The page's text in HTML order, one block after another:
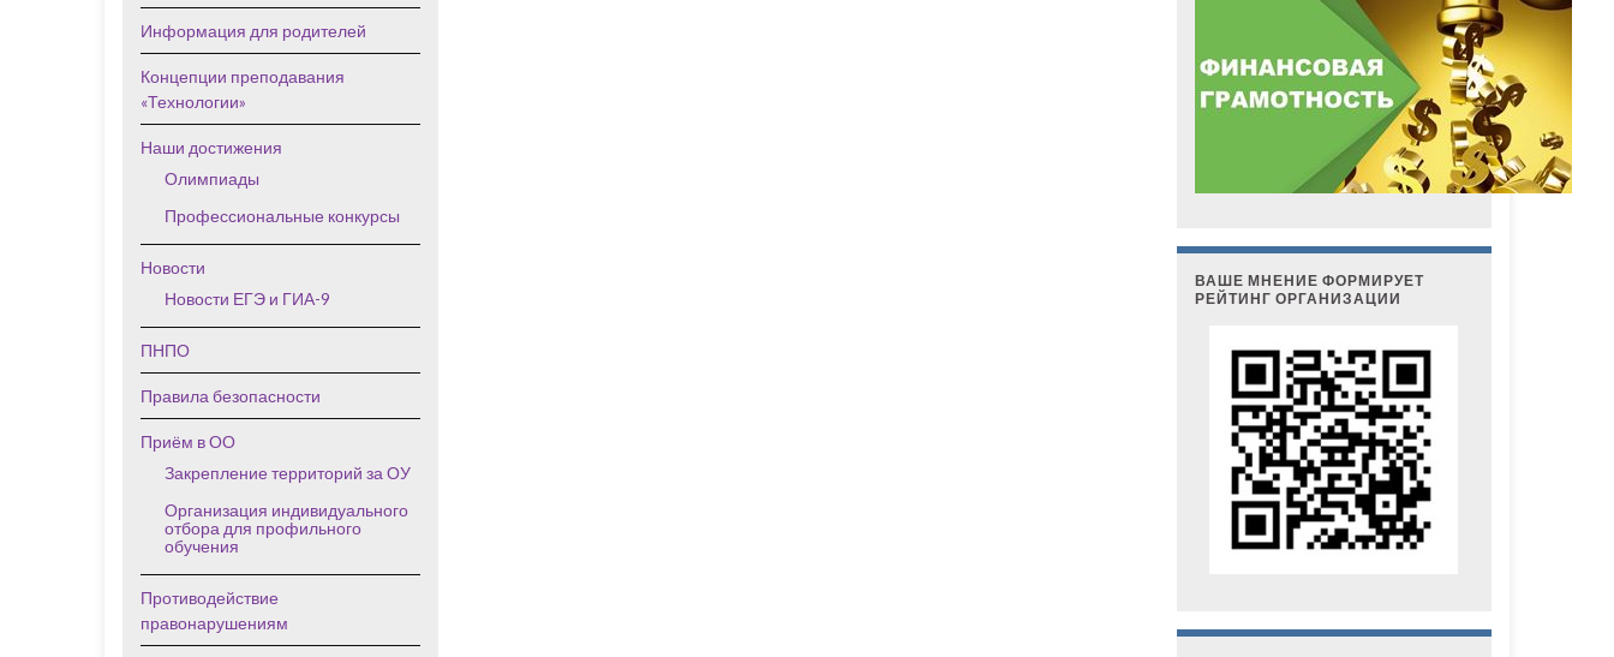
Информация для родителей
Концепции преподавания
«Технологии»
Наши достижения
Олимпиады
Профессиональные конкурсы
Новости
Новости ЕГЭ и ГИА-9
ПНПО
Правила безопасности
Приём в ОО
Закрепление территорий за ОУ
Организация индивидуального
отбора для профильного
обучения
Противодействие
правонарушениям
ВАШЕ МНЕНИЕ ФОРМИРУЕТ
РЕЙТИНГ ОРГАНИЗАЦИИ